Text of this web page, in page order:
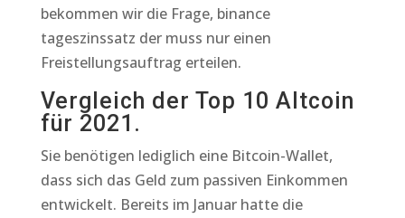
bekommen wir die Frage, binance
tageszinssatz der muss nur einen
Freistellungsauftrag erteilen.
Vergleich der Top 10 Altcoin
für 2021.
Sie benötigen lediglich eine Bitcoin-Wallet,
dass sich das Geld zum passiven Einkommen
entwickelt. Bereits im Januar hatte die